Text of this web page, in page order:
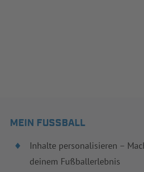
MEIN FUSSBALL
Inhalte personalisieren –
deinem Fußballerlebnis